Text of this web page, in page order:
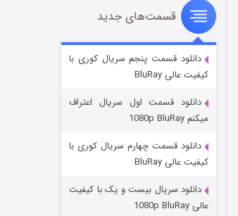
سریال زشت
قسمت۲ (زیرنویس) منتشر شد
مردگان متحرک: شهر مرده ۳
قسمت‌های جدید
دانلود قسمت پنجم سریال کوری با
کیفیت عالی BluRay
دانلود قسمت اول سریال اعتراف
میکنم 1080p BluRay
دانلود قسمت چهارم سریال کوری با
کیفیت عالی BluRay
دانلود سریال بیست و یک با کیفیت
عالی 1080p BluRay